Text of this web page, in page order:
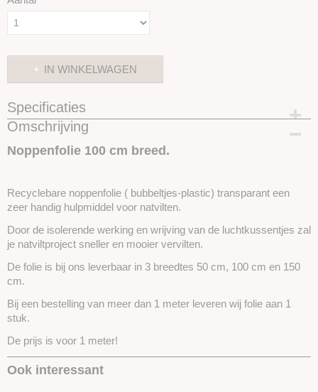
IN WINKELWAGEN
Specificaties
Productcode
Omschrijving
Noppenfolie 100 cm breed.
Recyclebare noppenfolie ( bubbeltjes-plastic) transparant een
zeer handig hulpmiddel voor natvilten.
Door de isolerende werking en wrijving van de luchtkussentjes zal
je natviltproject sneller en mooier vervilten.
De folie is bij ons leverbaar in 3 breedtes 50 cm, 100 cm en 150
cm.
Bij een bestelling van meer dan 1 meter leveren wij folie aan 1
stuk.
De prijs is voor 1 meter!
Ook interessant